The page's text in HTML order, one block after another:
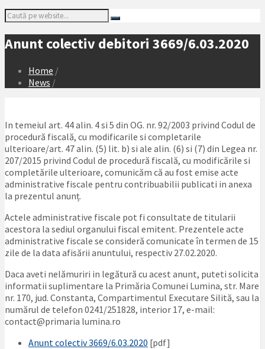
Search:
Anunt colectiv debitori 3669/6.03.2020
Home /
News /
In temeiul art. 44 alin. 4 si 5 din OG. nr. 92/2003 privind Codul de
procedură fiscală, cu modificarile si completarile
ulterioare/art. 47 alin. (5) lit. b) si ale alin. (6) si (7) din Legea nr.
207/2015 privind Codul de procedură fiscală, cu modificările si
completările ulterioare, comunicăm că au fost emise acte
administrative fiscale pentru contribuabilii publicati in anexa
la prezentul anunț.
Actele administrative fiscale pot fi consultate de titularii
acestora la sediul organului fiscal emitent. Prezentele acte
administrative fiscale se consideră comunicate în termen de 15
zile de la data afisării anuntului, respectiv 27.02.2020.
Daca aveti nelămuriri in legătură cu acest anunt, puteti solicita
informatii suplimentare la Primăria Comunei Lumina, str. Mare
nr. 170, jud. Constanta, Compartimentul Executare Silită, sau la
numărul de telefon 0241/251828, interior 17, e-mail:
contact@primaria lumina.ro
Anunt colectiv 3669/6.03.2020 [pdf]